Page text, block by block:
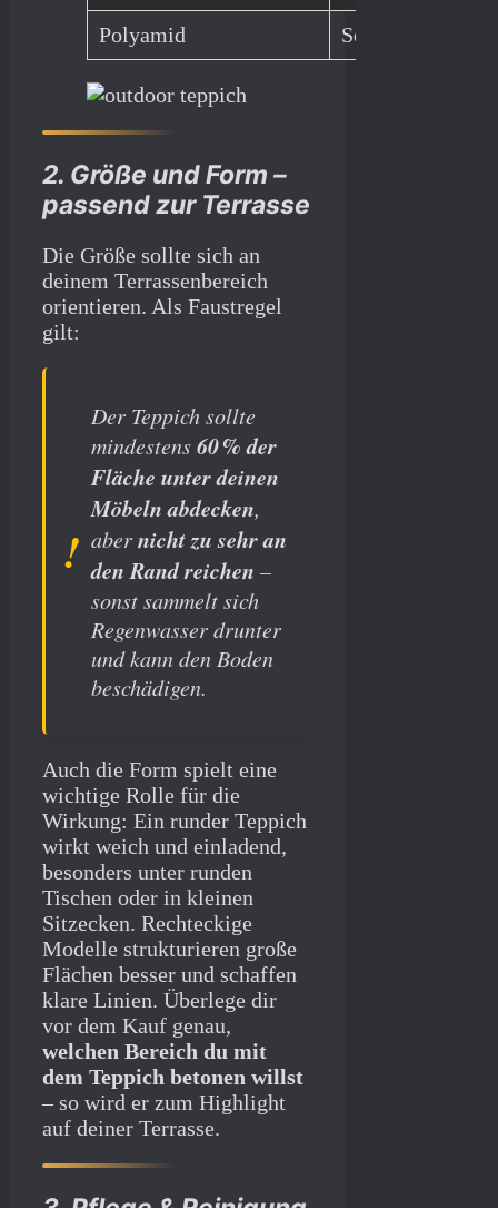
Polyamid
Sehr
2. Größe und Form –
passend zur Terrasse
Die Größe sollte sich an
deinem Terrassenbereich
orientieren. Als Faustregel
gilt:
Der Teppich sollte
mindestens60 % der
Fläche unter deinen
Möbeln abdecken,
abernicht zu sehr an
den Rand reichen –
sonst sammelt sich
Regenwasser drunter
und kann den Boden
beschädigen.
Auch die Form spielt eine
wichtige Rolle für die
Wirkung: Ein runder Teppich
wirkt weich und einladend,
besonders unter runden
Tischen oder in kleinen
Sitzecken. Rechteckige
Modelle strukturieren große
Flächen besser und schaffen
klare Linien. Überlege dir
vor dem Kauf genau,
welchen Bereich du mit
dem Teppich betonen willst
– so wird er zum Highlight
auf deiner Terrasse.